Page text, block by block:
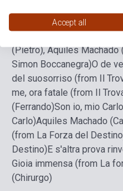
Boccanegra)Angel Joy
(Pietro), Aquiles Machado
Simon Boccanegra)O de
del suosorriso (from Il
me, ora fatale (from Il
(Ferrando)Son io, mio
Carlo)Aquiles Machado
(from La Forza del
Destino) E s'altra prova
Gioia immensa (from La
(Chirurgo)
Accept all